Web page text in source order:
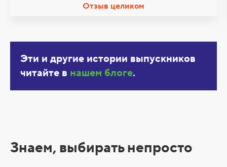
Отзыв целиком
Эти и другие истории выпускников
читайте в нашем блоге.
Знаем, выбирать непросто